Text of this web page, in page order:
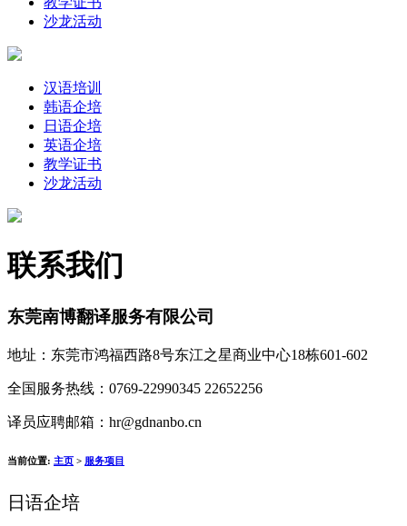
沙龙活动
汉语培训
韩语企培
日语企培
英语企培
教学证书
沙龙活动
联系我们
东莞南博翻译服务有限公司
地址：东莞市鸿福西路8号东江之星商业中心18栋601-602
全国服务热线：0769-22990345 22652256
译员应聘邮箱：hr@gdnanbo.cn
当前位置: 主页 > 服务项目
日语企培